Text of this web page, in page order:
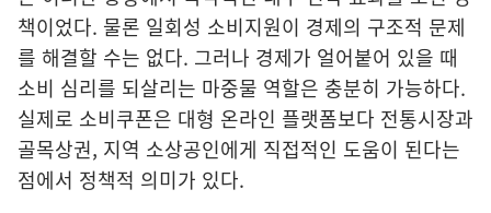
책이었다. 물론 일회성 소비지원이 경제의 구조적 문제
를 해결할 수는 없다. 그러나 경제가 얼어붙어 있을 때
소비 심리를 되살리는 마중물 역할은 충분히 가능하다.
실제로 소비쿠폰은 대형 온라인 플랫폼보다 전통시장과
골목상권, 지역 소상공인에게 직접적인 도움이 된다는
점에서 정책적 의미가 있다.